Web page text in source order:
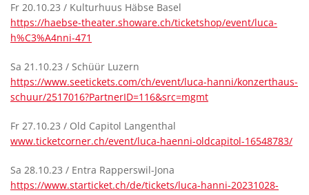
Fr 20.10.23 / Kulturhuus Häbse Basel
https://haebse-theater.showare.ch/ticketshop/event/luca-
h%C3%A4nni-471
Sa 21.10.23 / Schüür Luzern
https://www.seetickets.com/ch/event/luca-hanni/konzerthaus-
schuur/2517016?PartnerID=116&src=mgmt
Fr 27.10.23 / Old Capitol Langenthal
www.ticketcorner.ch/event/luca-haenni-oldcapitol-16548783/
Sa 28.10.23 / Entra Rapperswil-Jona
https://www.starticket.ch/de/tickets/luca-hanni-20231028-